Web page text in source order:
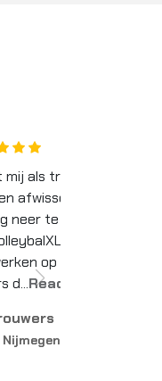
Meerdere
deze oefeningen
is zeker de moeite
slag te gaan.
positieve